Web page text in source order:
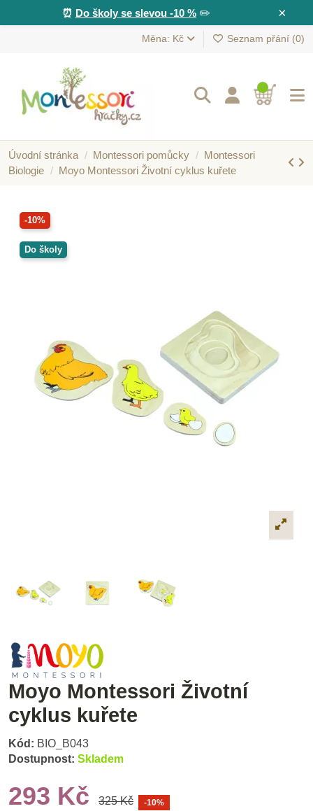
×
⏰ Do školy se slevou -10 %✏️
Měna: Kč Seznam přání (0)
Úvodní stránka Montessori pomůcky
Montessori
Biologie
Moyo Montessori Životní cyklus kuřete
-10%
Do školy
Moyo Montessori Životní
cyklus kuřete
Kód: BIO_B043
Dostupnost: Skladem
293 Kč 325 Kč -10%